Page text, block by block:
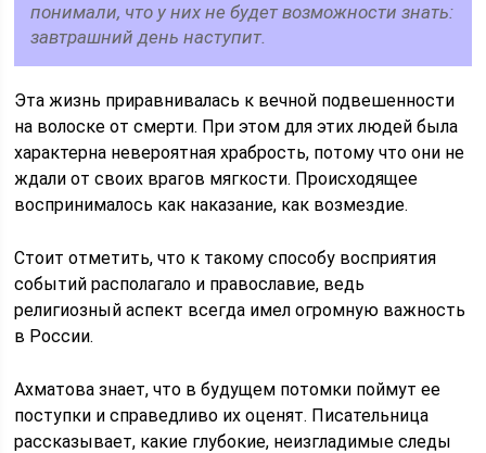
понимали, что у них не будет возможности знать:
завтрашний день наступит.
Эта жизнь приравнивалась к вечной подвешенности
на волоске от смерти. При этом для этих людей была
характерна невероятная храбрость, потому что они не
ждали от своих врагов мягкости. Происходящее
воспринималось как наказание, как возмездие.
Стоит отметить, что к такому способу восприятия
событий располагало и православие, ведь
религиозный аспект всегда имел огромную важность
в России.
Ахматова знает, что в будущем потомки поймут ее
поступки и справедливо их оценят. Писательница
рассказывает, какие глубокие, неизгладимые следы